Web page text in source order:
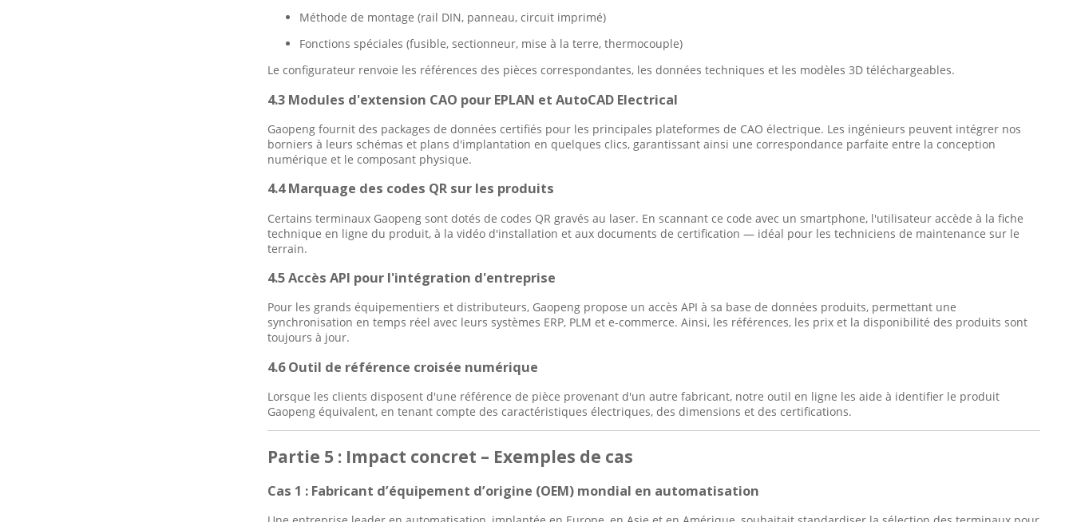
Méthode de montage (rail DIN, panneau, circuit imprimé)
Fonctions spéciales (fusible, sectionneur, mise à la terre, thermocouple)
Le configurateur renvoie les références des pièces correspondantes, les données techniques et les modèles 3D téléchargeables.
4.3 Modules d'extension CAO pour EPLAN et AutoCAD Electrical
Gaopeng fournit des packages de données certifiés pour les principales plateformes de CAO électrique. Les ingénieurs peuvent intégrer nos
borniers à leurs schémas et plans d'implantation en quelques clics, garantissant ainsi une correspondance parfaite entre la conception
numérique et le composant physique.
4.4 Marquage des codes QR sur les produits
Certains terminaux Gaopeng sont dotés de codes QR gravés au laser. En scannant ce code avec un smartphone, l'utilisateur accède à la fiche
technique en ligne du produit, à la vidéo d'installation et aux documents de certification — idéal pour les techniciens de maintenance sur le
terrain.
4.5 Accès API pour l'intégration d'entreprise
Pour les grands équipementiers et distributeurs, Gaopeng propose un accès API à sa base de données produits, permettant une
synchronisation en temps réel avec leurs systèmes ERP, PLM et e-commerce. Ainsi, les références, les prix et la disponibilité des produits sont
toujours à jour.
4.6 Outil de référence croisée numérique
Lorsque les clients disposent d'une référence de pièce provenant d'un autre fabricant, notre outil en ligne les aide à identifier le produit
Gaopeng équivalent, en tenant compte des caractéristiques électriques, des dimensions et des certifications.
Partie 5 : Impact concret – Exemples de cas
Cas 1 : Fabricant d’équipement d’origine (OEM) mondial en automatisation